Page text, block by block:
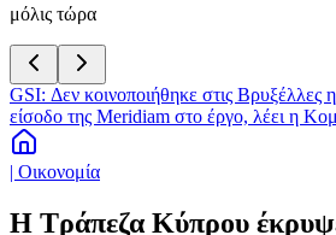
μόλις τώρα
GSI: Δεν κοινοποιήθηκε στις Βρυξέλλες
είσοδο της Meridiam στο έργο, λέει η
| Οικονομία
Η Τράπεζα Κύπρου